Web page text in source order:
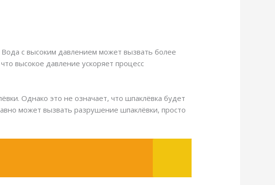
с высоким давлением может вызвать более
высокое давление ускоряет процесс
Однако это не означает, что шпаклёвка будет
может вызвать разрушение шпаклёвки, просто